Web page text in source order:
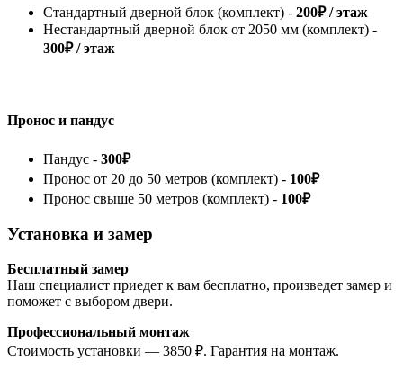
Стандартный дверной блок (комплект) - 200₽ / этаж
Нестандартный дверной блок от 2050 мм (комплект) -
300₽ / этаж
Пронос и пандус
Пандус - 300₽
Пронос от 20 до 50 метров (комплект) - 100₽
Пронос свыше 50 метров (комплект) - 100₽
Установка и замер
Бесплатный замер
Наш специалист приедет к вам бесплатно, произведет замер и
поможет с выбором двери.
Профессиональный монтаж
Стоимость установки — 3850 ₽. Гарантия на монтаж.